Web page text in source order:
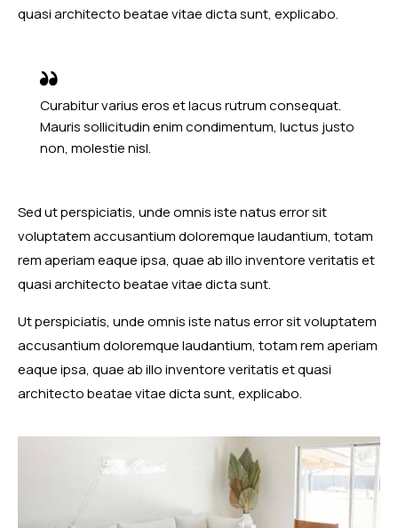
quasi architecto beatae vitae dicta sunt, explicabo.
Curabitur varius eros et lacus rutrum consequat.
Mauris sollicitudin enim condimentum, luctus justo
non, molestie nisl.
Sed ut perspiciatis, unde omnis iste natus error sit
voluptatem accusantium doloremque laudantium, totam
rem aperiam eaque ipsa, quae ab illo inventore veritatis et
quasi architecto beatae vitae dicta sunt.
Ut perspiciatis, unde omnis iste natus error sit voluptatem
accusantium doloremque laudantium, totam rem aperiam
eaque ipsa, quae ab illo inventore veritatis et quasi
architecto beatae vitae dicta sunt, explicabo.